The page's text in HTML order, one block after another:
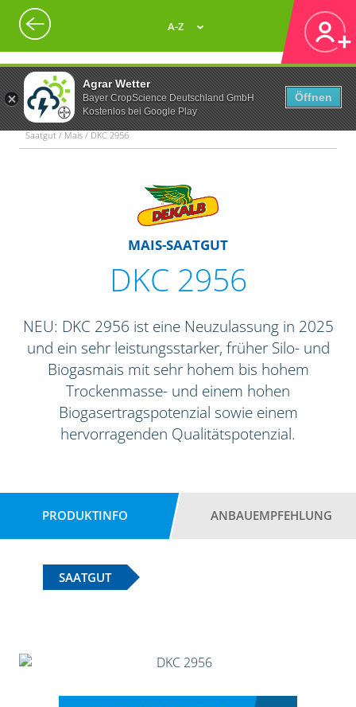
Agrar Wetter
Bayer CropScience Deutschland GmbH
Kostenlos bei Google Play
Öffnen
A-Z
Saatgut / Mais / DKC 2956
MAIS-SAATGUT
DKC 2956
NEU: DKC 2956 ist eine Neuzulassung in 2025
und ein sehr leistungsstarker, früher Silo- und
Biogasmais mit sehr hohem bis hohem
Trockenmasse- und einem hohen
Biogasertragspotenzial sowie einem
hervorragenden Qualitätspotenzial.
PRODUKTINFO ANBAUEMPFEHLUNG
SAATGUT